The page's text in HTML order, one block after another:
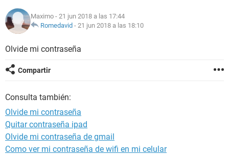
Maximo - 21 jun 2018 a las 17:44
Romedavid - 21 jun 2018 a las 18:10
Olvide mi contraseña
Compartir
Consulta también:
Olvide mi contraseña
Quitar contraseña ipad
Olvide mi contraseña de gmail
Como ver mi contraseña de wifi en mi celular